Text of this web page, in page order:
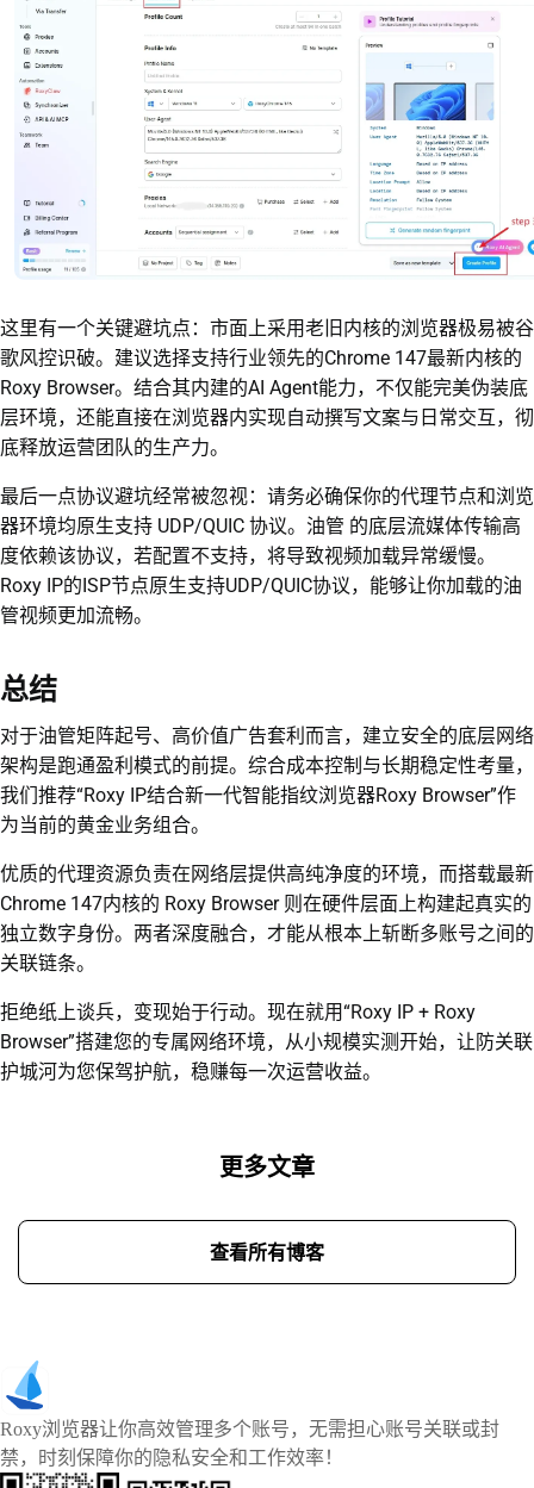
这里有一个关键避坑点：市面上采用老旧内核的浏览器极易被谷
歌风控识破。建议选择支持行业领先的Chrome 147最新内核的
Roxy Browser。结合其内建的AI Agent能力，不仅能完美伪装底
层环境，还能直接在浏览器内实现自动撰写文案与日常交互，彻
底释放运营团队的生产力。
最后一点协议避坑经常被忽视：请务必确保你的代理节点和浏览
器环境均原生支持 UDP/QUIC 协议。油管 的底层流媒体传输高
度依赖该协议，若配置不支持，将导致视频加载异常缓慢。
Roxy IP的ISP节点原生支持UDP/QUIC协议，能够让你加载的油
管视频更加流畅。
总结
对于油管矩阵起号、高价值广告套利而言，建立安全的底层网络
架构是跑通盈利模式的前提。综合成本控制与长期稳定性考量，
我们推荐“Roxy IP结合新一代智能指纹浏览器Roxy Browser”作
为当前的黄金业务组合。
优质的代理资源负责在网络层提供高纯净度的环境，而搭载最新
Chrome 147内核的 Roxy Browser 则在硬件层面上构建起真实的
独立数字身份。两者深度融合，才能从根本上斩断多账号之间的
关联链条。
拒绝纸上谈兵，变现始于行动。现在就用“Roxy IP + Roxy
Browser”搭建您的专属网络环境，从小规模实测开始，让防关联
护城河为您保驾护航，稳赚每一次运营收益。
更多文章
查看所有博客
Roxy浏览器让你高效管理多个账号，无需担心账号关联或封
禁，时刻保障你的隐私安全和工作效率！